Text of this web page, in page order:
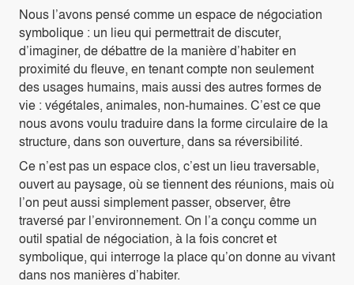
Nous l’avons pensé comme un espace de négociation
symbolique : un lieu qui permettrait de discuter,
d’imaginer, de débattre de la manière d’habiter en
proximité du fleuve, en tenant compte non seulement
des usages humains, mais aussi des autres formes de
vie : végétales, animales, non-humaines. C’est ce que
nous avons voulu traduire dans la forme circulaire de la
structure, dans son ouverture, dans sa réversibilité.
Ce n’est pas un espace clos, c’est un lieu traversable,
ouvert au paysage, où se tiennent des réunions, mais où
l’on peut aussi simplement passer, observer, être
traversé par l’environnement. On l’a conçu comme un
outil spatial de négociation, à la fois concret et
symbolique, qui interroge la place qu’on donne au vivant
dans nos manières d’habiter.